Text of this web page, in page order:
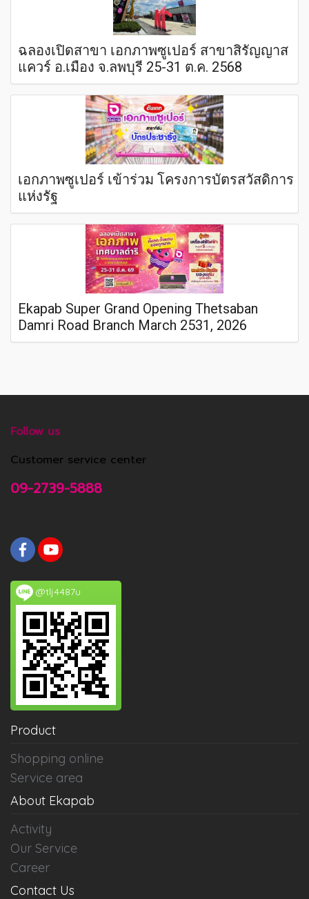
ฉลองเปิดสาขา เอกภาพซูเปอร์ สาขาสิรัญญาส
แควร์ อ.เมือง จ.ลพบุรี 25-31 ต.ค. 2568
เอกภาพซูเปอร์ เข้าร่วม โครงการบัตรสวัสดิการ
แห่งรัฐ
Ekapab Super Grand Opening Thetsaban
Damri Road Branch March 2531, 2026
Follow us
Customer service center
09-2739-5888
@tlj4487u
Product
Shopping online
Service area
About Ekapab
Activity
Our Service
Career
Contact Us